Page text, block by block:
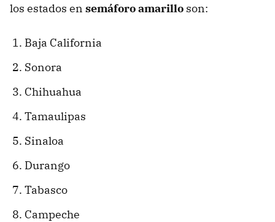
los estados en semáforo amarillo son:
Baja California
Sonora
Chihuahua
Tamaulipas
Sinaloa
Durango
Tabasco
Campeche